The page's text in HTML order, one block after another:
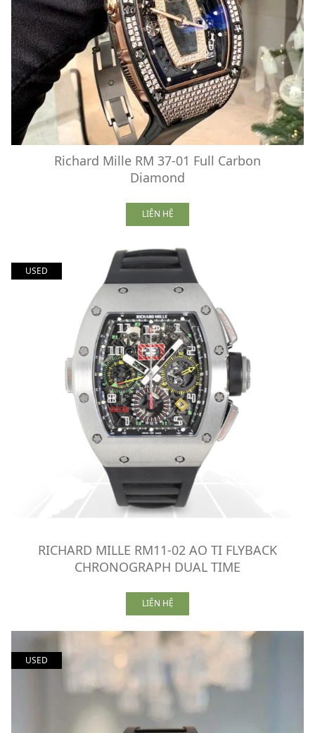
Richard Mille RM 37-01 Full Carbon
Diamond
LIÊN HỆ
USED
RICHARD MILLE RM11-02 AO TI FLYBACK
CHRONOGRAPH DUAL TIME
LIÊN HỆ
USED